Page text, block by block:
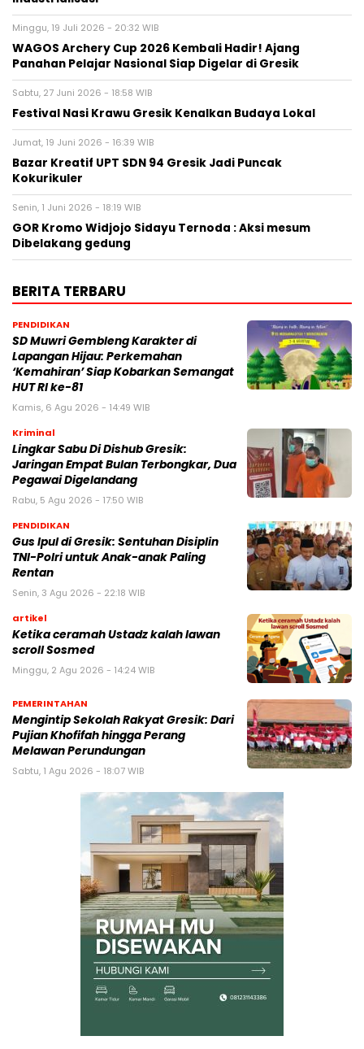
Minggu, 19 Juli 2026 - 20:32 WIB
WAGOS Archery Cup 2026 Kembali Hadir! Ajang
Panahan Pelajar Nasional Siap Digelar di Gresik
Sabtu, 27 Juni 2026 - 18:58 WIB
Festival Nasi Krawu Gresik Kenalkan Budaya Lokal
Jumat, 19 Juni 2026 - 16:39 WIB
Bazar Kreatif UPT SDN 94 Gresik Jadi Puncak
Kokurikuler
Senin, 1 Juni 2026 - 18:19 WIB
GOR Kromo Widjojo Sidayu Ternoda : Aksi mesum
Dibelakang gedung
BERITA TERBARU
PENDIDIKAN
SD Muwri Gembleng Karakter di
Lapangan Hijau: Perkemahan
‘Kemahiran’ Siap Kobarkan Semangat
HUT RI ke-81
Kamis, 6 Agu 2026 - 14:49 WIB
Kriminal
Lingkar Sabu Di Dishub Gresik:
Jaringan Empat Bulan Terbongkar, Dua
Pegawai Digelandang
Rabu, 5 Agu 2026 - 17:50 WIB
PENDIDIKAN
Gus Ipul di Gresik: Sentuhan Disiplin
TNI-Polri untuk Anak-anak Paling
Rentan
Senin, 3 Agu 2026 - 22:18 WIB
artikel
Ketika ceramah Ustadz kalah lawan
scroll Sosmed
Minggu, 2 Agu 2026 - 14:24 WIB
PEMERINTAHAN
Mengintip Sekolah Rakyat Gresik: Dari
Pujian Khofifah hingga Perang
Melawan Perundungan
Sabtu, 1 Agu 2026 - 18:07 WIB